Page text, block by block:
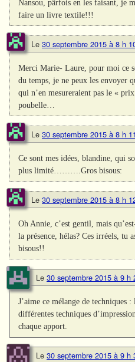
Nansou, pârfois en les faisant, je
faire un livre textile!!!
Le 30 septembre 2015 à 8 h
Merci Marie- Laure, pour moi ce
du temps, je ne peux les envoyer
qui n’en mesureraient pas le «
poubelle…
Le 30 septembre 2015 à 8 h
Ce sont mes idées, blandine, qui
plus limité……….Gros bisous:
Le 30 septembre 2015 à 8 h
Oh Annie, c’est gentil, mais
la présence, hélas? Ces irréels, tu
bisous!!
Le 30 septembre 2015 à 9 h
J’aime ce mélange de techniques
différentes techniques
chaque apport.
Le 30 septembre 2015 à 9 h